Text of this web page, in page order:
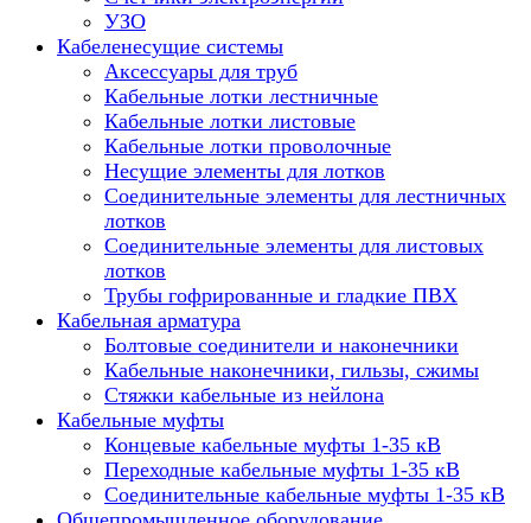
УЗО
Кабеленесущие системы
Аксессуары для труб
Кабельные лотки лестничные
Кабельные лотки листовые
Кабельные лотки проволочные
Несущие элементы для лотков
Соединительные элементы для лестничных
лотков
Соединительные элементы для листовых
лотков
Трубы гофрированные и гладкие ПВХ
Кабельная арматура
Болтовые соединители и наконечники
Кабельные наконечники, гильзы, сжимы
Стяжки кабельные из нейлона
Кабельные муфты
Концевые кабельные муфты 1-35 кВ
Переходные кабельные муфты 1-35 кВ
Соединительные кабельные муфты 1-35 кВ